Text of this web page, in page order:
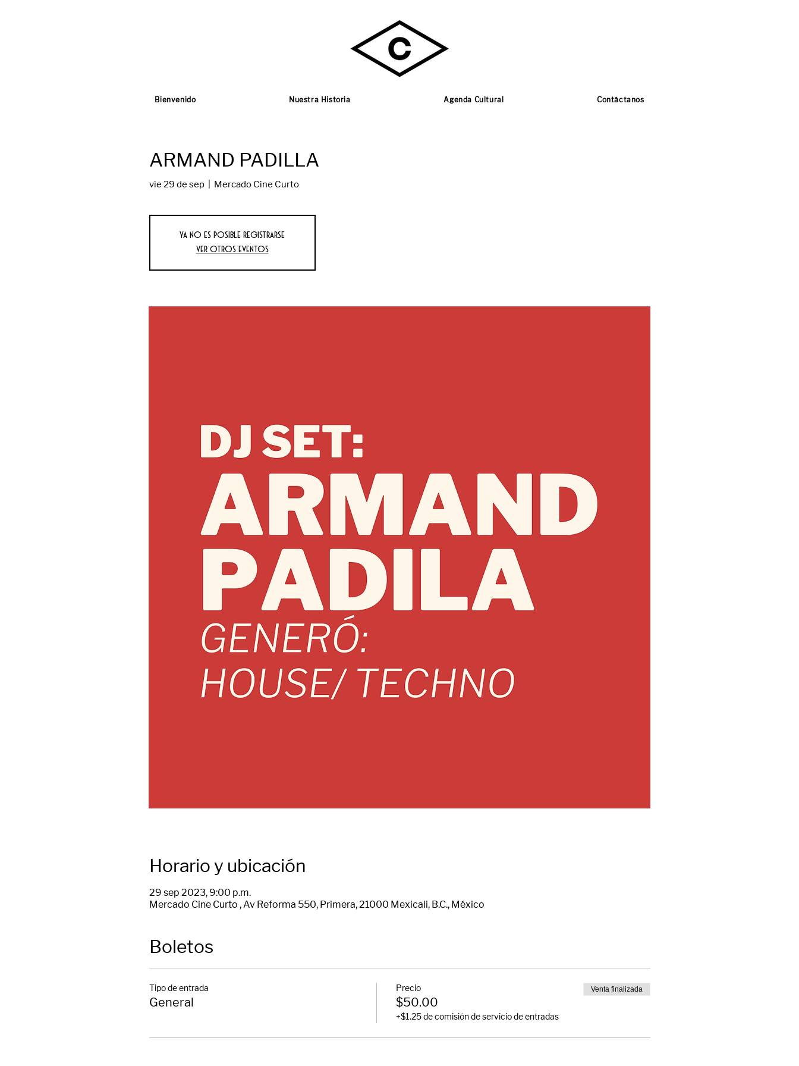
Bienvenido Nuestra Historia Agenda Cultural Contáctanos
ARMAND PADILLA
vie 29 de sep
  |
Mercado Cine Curto
Ya no es posible registrarse
Ver otros eventos
Horario y ubicación
29 sep 2023, 9:00 p.m.
Mercado Cine Curto , Av Reforma 550, Primera, 21000 Mexicali, B.C., México
Boletos
Tipo de entrada
General
Precio
$50.00
+$1.25 de comisión de servicio de entradas
Venta finalizada